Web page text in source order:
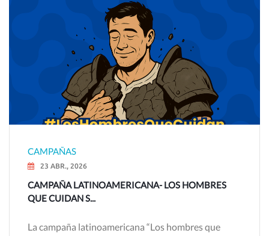
CAMPAÑAS
23 ABR., 2026
CAMPAÑA LATINOAMERICANA- LOS HOMBRES
QUE CUIDAN S...
La campaña latinoamericana “Los hombres que